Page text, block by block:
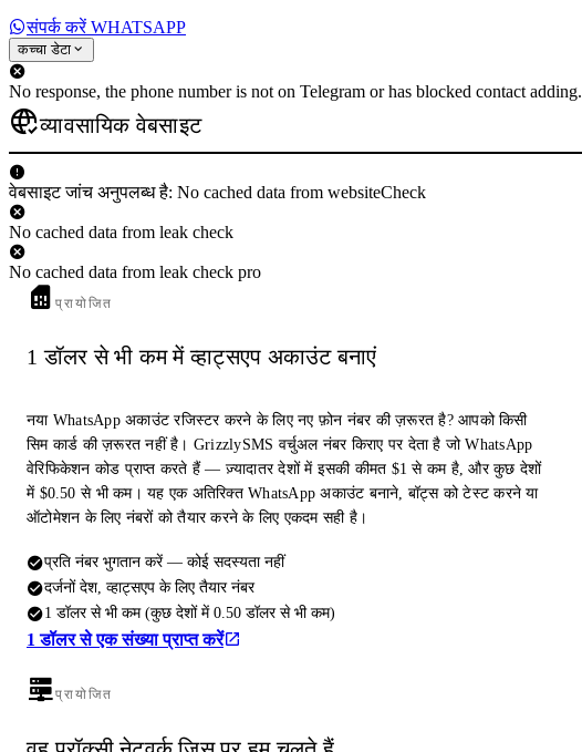
संपर्क करें WHATSAPP
कच्चा डेटा
No response, the phone number is not on Telegram or has blocked contact adding.
व्यावसायिक वेबसाइट
वेबसाइट जांच अनुपलब्ध है: No cached data from websiteCheck
No cached data from leak check
No cached data from leak check pro
प्रायोजित
1 डॉलर से भी कम में व्हाट्सएप अकाउंट बनाएं
नया WhatsApp अकाउंट रजिस्टर करने के लिए नए फ़ोन नंबर की ज़रूरत है? आपको किसी
सिम कार्ड की ज़रूरत नहीं है। GrizzlySMS वर्चुअल नंबर किराए पर देता है जो WhatsApp
वेरिफिकेशन कोड प्राप्त करते हैं — ज़्यादातर देशों में इसकी कीमत $1 से कम है, और कुछ देशों
में $0.50 से भी कम। यह एक अतिरिक्त WhatsApp अकाउंट बनाने, बॉट्स को टेस्ट करने या
ऑटोमेशन के लिए नंबरों को तैयार करने के लिए एकदम सही है।
प्रति नंबर भुगतान करें — कोई सदस्यता नहीं
दर्जनों देश, व्हाट्सएप के लिए तैयार नंबर
1 डॉलर से भी कम (कुछ देशों में 0.50 डॉलर से भी कम)
1 डॉलर से एक संख्या प्राप्त करें
प्रायोजित